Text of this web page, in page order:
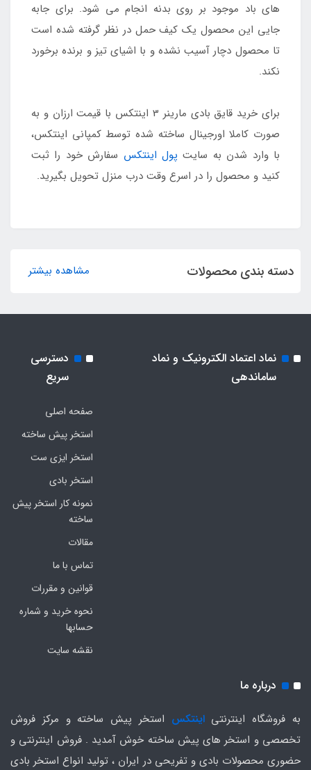
های باد موجود بر روی بدنه انجام می شود. برای جابه
جایی این محصول یک کیف حمل در نظر گرفته شده است
تا محصول دچار آسیب نشده و با اشیای تیز و برنده برخورد
نکند.
برای خرید قایق بادی مارینر 3 اینتکس با قیمت ارزان و به
صورت کاملا اورجینال ساخته شده توسط کمپانی اینتکس،
با وارد شدن به سایت پول اینتکس سفارش خود را ثبت
کنید و محصول را در اسرع وقت درب منزل تحویل بگیرید.
دسته بندی محصولات مشاهده بیشتر
نماد اعتماد الکترونیک و نماد
ساماندهی
دسترسی
سریع
صفحه اصلی
استخر پیش ساخته
استخر ایزی ست
استخر بادی
نمونه کار استخر پیش
ساخته
مقالات
تماس با ما
قوانین و مقررات
نحوه خرید و شماره
حسابها
نقشه سایت
درباره ما
به فروشگاه اینترنتیاینتکس استخر پیش ساخته و مرکز فروش
تخصصی و استخر های پیش ساخته خوش آمدید . فروش اینترنتی و
حضوری محصولات بادی و تفریحی در ایران ، تولید انواع استخر بادی